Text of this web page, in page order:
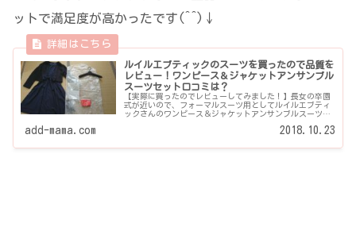
ットで満足度が高かったです(^^)↓
ルイルエブティックのスーツを買ったので品質を
レビュー！ワンピース＆ジャケットアンサンブル
スーツセット口コミは？
【実際に買ったのでレビューしてみました！】長女の卒園
式が近いので、フォーマルスーツ用としてルイルエブティ
ックさんのワンピース＆ジャケットアンサンブルスーツセ
add-mama.com 2018.10.23